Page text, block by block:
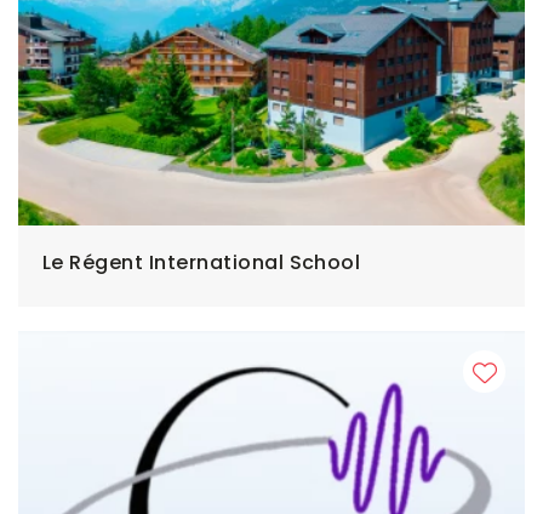
Le Régent International School